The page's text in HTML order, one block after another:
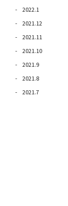
2022.1
2021.12
2021.11
2021.10
2021.9
2021.8
2021.7